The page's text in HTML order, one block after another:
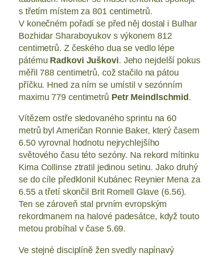
s třetím místem za 801 centimetrů.
V konečném pořadí se před něj dostal i Bulhar
Bozhidar Sharaboyukov s výkonem 812
centimetrů. Z českého dua se vedlo lépe
pátému Radkovi Juškovi. Jeho nejdelší pokus
měřil 788 centimetrů, což stačilo na pátou
příčku. Hned za ním se umístil v sezónním
maximu 779 centimetrů Petr Meindlschmid.
Vítězem ostře sledovaného sprintu na 60
metrů byl Američan Ronnie Baker, který časem
6.50 vyrovnal hodnotu nejrychlejšího
světového času této sezóny. Na rekord mítinku
Kima Collinse ztratil jedinou setinu. Jako druhý
se do cíle předklonil Kubánec Reynier Mena za
6.55 a třetí skončil Brit Romell Glave (6.56).
Ten se zároveň stal prvním evropským
rekordmanem na halové padesátce, když touto
metou probíhal v čase 5.69.
Ve stejné disciplíně žen svedly napínavý